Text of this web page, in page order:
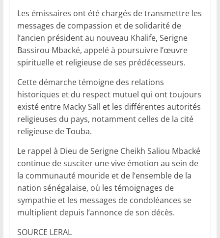
Les émissaires ont été chargés de transmettre les
messages de compassion et de solidarité de
l’ancien président au nouveau Khalife, Serigne
Bassirou Mbacké, appelé à poursuivre l’œuvre
spirituelle et religieuse de ses prédécesseurs.
Cette démarche témoigne des relations
historiques et du respect mutuel qui ont toujours
existé entre Macky Sall et les différentes autorités
religieuses du pays, notamment celles de la cité
religieuse de Touba.
Le rappel à Dieu de Serigne Cheikh Saliou Mbacké
continue de susciter une vive émotion au sein de
la communauté mouride et de l’ensemble de la
nation sénégalaise, où les témoignages de
sympathie et les messages de condoléances se
multiplient depuis l’annonce de son décès.
SOURCE LERAL